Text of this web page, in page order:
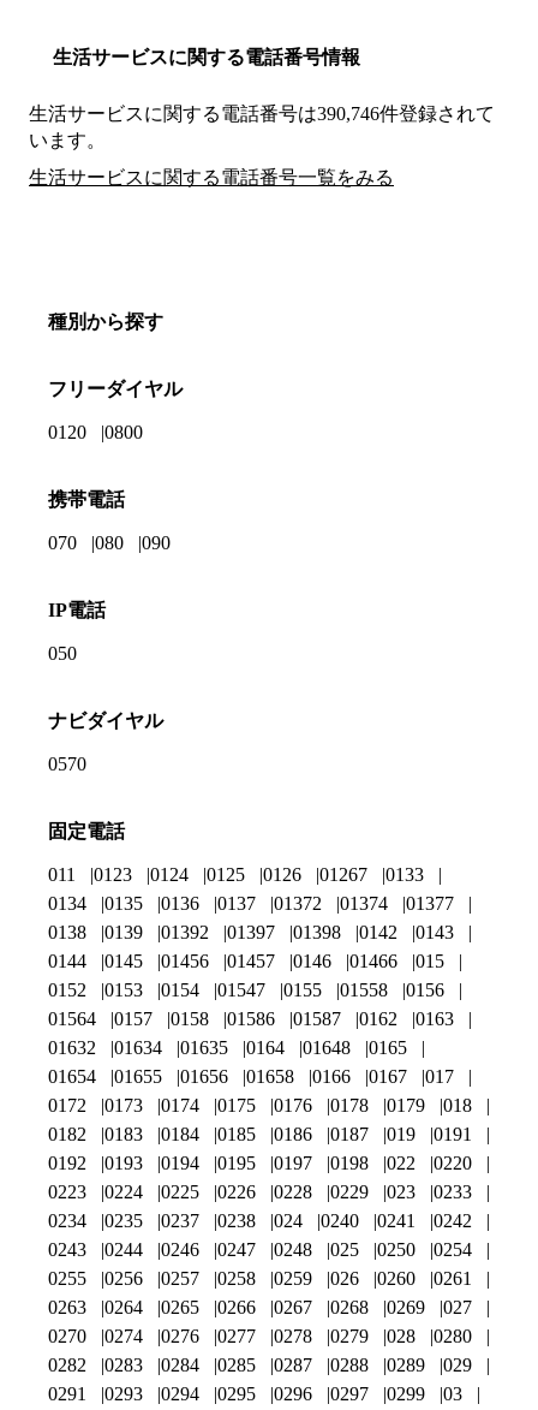
生活サービスに関する電話番号情報
生活サービスに関する電話番号は390,746件登録されて
います。
生活サービスに関する電話番号一覧をみる
種別から探す
フリーダイヤル
0120 0800
携帯電話
070 080 090
IP電話
050
ナビダイヤル
0570
固定電話
011 0123 0124 0125 0126 01267
0133
0134
0135 0136 0137 01372 01374
01377
0138
0139 01392 01397 01398 0142
0143
0144
0145 01456 01457 0146 01466
015
0152
0153 0154 01547 0155 01558
0156
01564
0157 0158 01586 01587 0162
0163
01632
01634 01635 0164 01648
0165
01654
01655 01656 01658 0166 0167
017
0172
0173 0174 0175 0176 0178 0179
018
0182
0183 0184 0185 0186 0187 019
0191
0192
0193 0194 0195 0197 0198 022
0220
0223
0224 0225 0226 0228 0229 023
0233
0234
0235 0237 0238 024 0240 0241
0242
0243
0244 0246 0247 0248 025 0250
0254
0255
0256 0257 0258 0259 026 0260
0261
0263
0264 0265 0266 0267 0268 0269
027
0270
0274 0276 0277 0278 0279 028
0280
0282
0283 0284 0285 0287 0288 0289
029
0291
0293 0294 0295 0296 0297 0299
03